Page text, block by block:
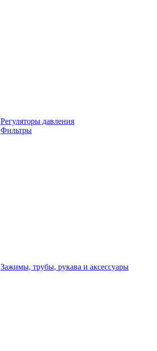
Регуляторы давления
Фильтры
Зажимы, трубы, рукава и аксессуары